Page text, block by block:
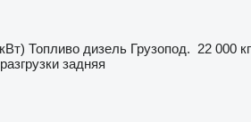
Топливо дизель Грузопод. 22 000 кг
задняя